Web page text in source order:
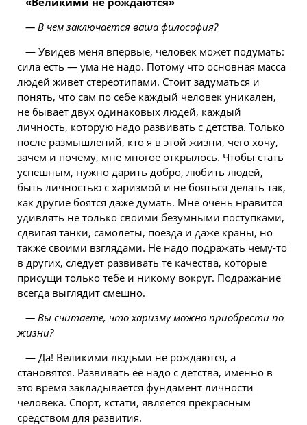
— В чем заключается ваша философия?
— Увидев меня впервые, человек может подумать:
сила есть — ума не надо. Потому что основная масса
людей живет стереотипами. Стоит задуматься и
понять, что сам по себе каждый человек уникален,
не бывает двух одинаковых людей, каждый
личность, которую надо развивать с детства. Только
после размышлений, кто я в этой жизни, чего хочу,
зачем и почему, мне многое открылось. Чтобы стать
успешным, нужно дарить добро, любить людей,
быть личностью с харизмой и не бояться делать так,
как другие боятся даже думать. Мне очень нравится
удивлять не только своими безумными поступками,
сдвигая танки, самолеты, поезда и даже краны, но
также своими взглядами. Не надо подражать чему-то
в других, следует развивать те качества, которые
присущи только тебе и никому вокруг. Подражание
всегда выглядит смешно.
— Вы считаете, что харизму можно приобрести по
жизни?
— Да! Великими людьми не рождаются, а
становятся. Развивать ее надо с детства, именно в
это время закладывается фундамент личности
человека. Спорт, кстати, является прекрасным
средством для развития.